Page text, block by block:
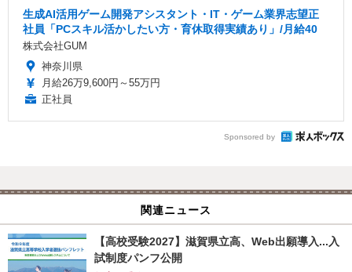
生成AI活用ゲーム開発アシスタント・IT・ゲーム業界志望正
社員「PCスキル活かしたい方・育休取得実績あり」/月給40
株式会社GUM
神奈川県
月給26万9,600円～55万円
正社員
Sponsored by
関連ニュース
【高校受験2027】滋賀県立高、Web出願導入...入
試制度パンフ公開